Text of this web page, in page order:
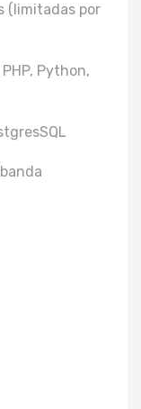
(limitadas por
Python,